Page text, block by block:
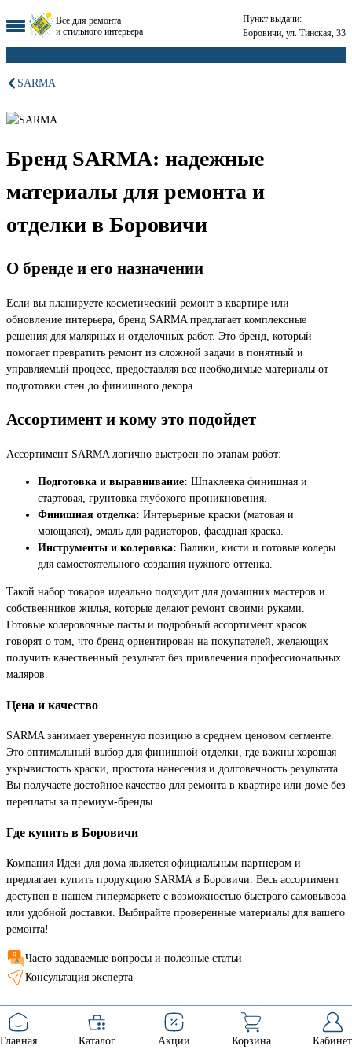
Все для ремонта
и стильного интерьера
Пункт выдачи:
Боровичи, ул. Тинская, 33
SARMA
Бренд SARMA: надежные
материалы для ремонта и
отделки в Боровичи
О бренде и его назначении
Если вы планируете косметический ремонт в квартире или
обновление интерьера, бренд SARMA предлагает комплексные
решения для малярных и отделочных работ. Это бренд, который
помогает превратить ремонт из сложной задачи в понятный и
управляемый процесс, предоставляя все необходимые материалы от
подготовки стен до финишного декора.
Ассортимент и кому это подойдет
Ассортимент SARMA логично выстроен по этапам работ:
Подготовка и выравнивание: Шпаклевка финишная и
стартовая, грунтовка глубокого проникновения.
Финишная отделка: Интерьерные краски (матовая и
моющаяся), эмаль для радиаторов, фасадная краска.
Инструменты и колеровка: Валики, кисти и готовые колеры
для самостоятельного создания нужного оттенка.
Такой набор товаров идеально подходит для домашних мастеров и
собственников жилья, которые делают ремонт своими руками.
Готовые колеровочные пасты и подробный ассортимент красок
говорят о том, что бренд ориентирован на покупателей, желающих
получить качественный результат без привлечения профессиональных
маляров.
Цена и качество
SARMA занимает уверенную позицию в среднем ценовом сегменте.
Это оптимальный выбор для финишной отделки, где важны хорошая
укрывистость краски, простота нанесения и долговечность результата.
Вы получаете достойное качество для ремонта в квартире или доме без
переплаты за премиум-бренды.
Где купить в Боровичи
Компания Идеи для дома является официальным партнером и
предлагает купить продукцию SARMA в Боровичи. Весь ассортимент
доступен в нашем гипермаркете с возможностью быстрого самовывоза
или удобной доставки. Выбирайте проверенные материалы для вашего
ремонта!
Часто задаваемые вопросы и полезные статьи
Консультация эксперта
Главная Каталог Акции Корзина Кабинет